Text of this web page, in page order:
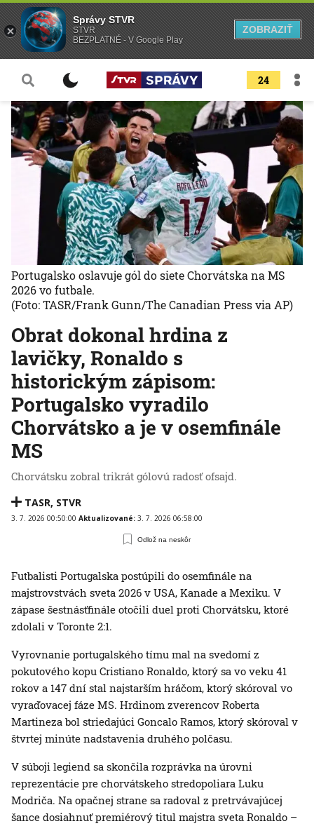
24
Obrat dokonal hrdina z
lavičky, Ronaldo s
historickým zápisom:
Portugalsko vyradilo
Chorvátsko a je v osemfinále
MS
Chorvátsku zobral trikrát gólovú radosť ofsajd.
TASR, STVR
3. 7. 2026 00:50:00 Aktualizované: 3. 7. 2026 06:58:00
Odlož na neskôr
Portugalsko oslavuje gól do siete Chorvátska na MS
2026 vo futbale.
(Foto: TASR/Frank Gunn/The Canadian Press via AP)
Futbalisti Portugalska postúpili do osemfinále na
majstrovstvách sveta 2026 v USA, Kanade a Mexiku. V
zápase šestnásťfinále otočili duel proti Chorvátsku, ktoré
zdolali v Toronte 2:1.
Vyrovnanie portugalského tímu mal na svedomí z
pokutového kopu Cristiano Ronaldo, ktorý sa vo veku 41
rokov a 147 dní stal najstarším hráčom, ktorý skóroval vo
vyraďovacej fáze MS. Hrdinom zverencov Roberta
Martineza bol striedajúci Goncalo Ramos, ktorý skóroval v
štvrtej minúte nadstavenia druhého polčasu.
V súboji legiend sa skončila rozprávka na úrovni
reprezentácie pre chorvátskeho stredopoliara Luku
Modriča. Na opačnej strane sa radoval z pretrvávajúcej
šance dosiahnuť premiérový titul majstra sveta Ronaldo –
Správy STVR
STVR
BEZPLATNÉ - V Google Play
ZOBRAZIŤ